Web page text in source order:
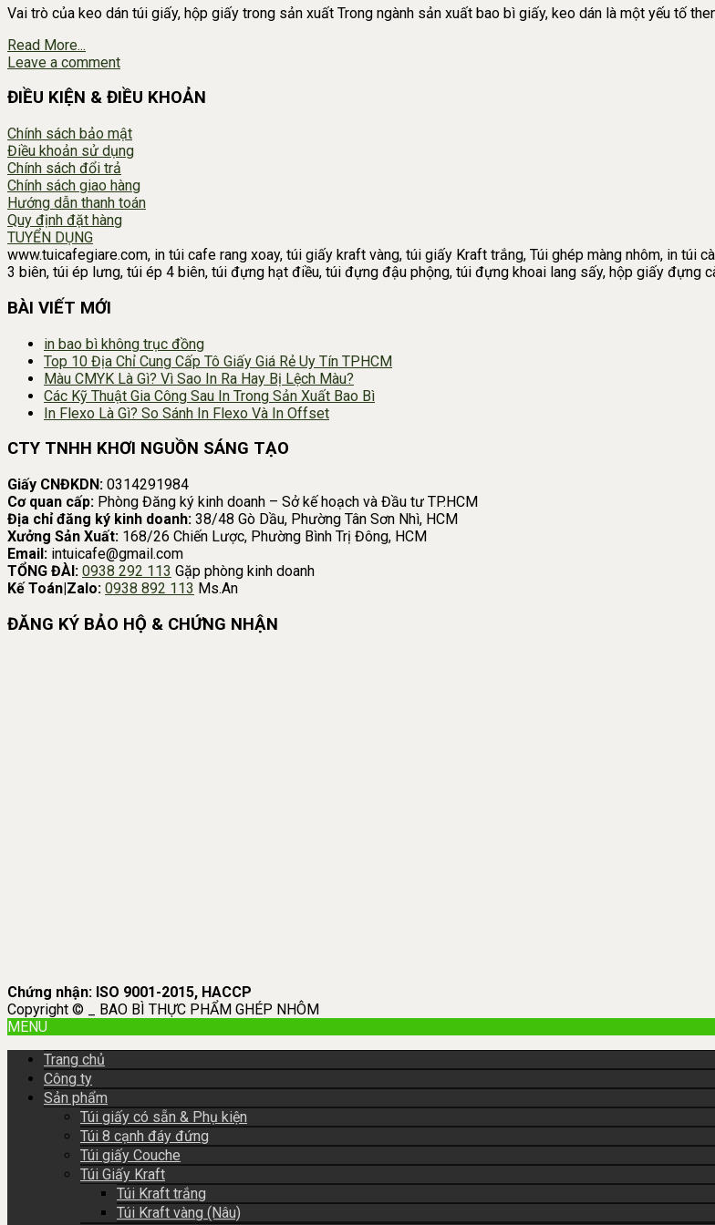
Vai trò của keo dán túi giấy, hộp giấy trong sản xuất Trong ngành sản xuất bao bì giấy, keo dán là một yếu tố
Read More...
Leave a comment
ĐIỀU KIỆN & ĐIỀU KHOẢN
Chính sách bảo mật
Điều khoản sử dụng
Chính sách đổi trả
Chính sách giao hàng
Hướng dẫn thanh toán
Quy định đặt hàng
TUYỂN DỤNG
www.tuicafegiare.com, in túi cafe rang xoay, túi giấy kraft vàng, túi giấy Kraft trắng, Túi ghép màng nhôm, in túi
3 biên, túi ép lưng, túi ép 4 biên, túi đựng hạt điều, túi đựng đậu phộng, túi đựng khoai lang sấy, hộp giấy đựng
BÀI VIẾT MỚI
in bao bì không trục đồng
Top 10 Địa Chỉ Cung Cấp Tô Giấy Giá Rẻ Uy Tín TPHCM
Màu CMYK Là Gì? Vì Sao In Ra Hay Bị Lệch Màu?
Các Kỹ Thuật Gia Công Sau In Trong Sản Xuất Bao Bì
In Flexo Là Gì? So Sánh In Flexo Và In Offset
CTY TNHH KHƠI NGUỒN SÁNG TẠO
Giấy CNĐKDN: 0314291984
Cơ quan cấp: Phòng Đăng ký kinh doanh – Sở kế hoạch và Đầu tư TP.HCM
Địa chỉ đăng ký kinh doanh: 38/48 Gò Dầu, Phường Tân Sơn Nhì, HCM
Xưởng Sản Xuất: 168/26 Chiến Lược, Phường Bình Trị Đông, HCM
Email: intuicafe@gmail.com
TỔNG ĐÀI: 0938 292 113 Gặp phòng kinh doanh
Kế Toán|Zalo: 0938 892 113 Ms.An
ĐĂNG KÝ BẢO HỘ & CHỨNG NHẬN
Chứng nhận: ISO 9001-2015, HACCP
Copyright © _ BAO BÌ THỰC PHẨM GHÉP NHÔM
MENU
Trang chủ
Công ty
Sản phẩm
Túi giấy có sẵn & Phụ kiện
Túi 8 cạnh đáy đứng
Túi giấy Couche
Túi Giấy Kraft
Túi Kraft trắng
Túi Kraft vàng (Nâu)